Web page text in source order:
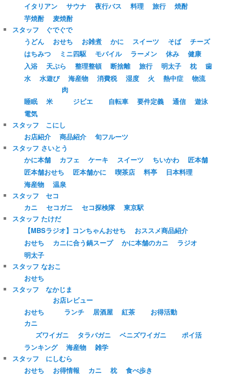
イタリアン
サウナ 夜行バス 料理 旅行
焼酎
芋焼酎
麦焼酎
スタッフ ぐでぐで
うどん
おせち お雑煮 かに スイーツ そば
チーズ
はちみつ
ミニ四駆 モバイル ラーメン 休み
健康
入浴
天ぷら 整理整頓 断捨離 旅行 明太子 枕
歯
水
水遊び 海産物 消費税 湿度 火 熱中症 物流
睡眠 米
肉
ジビエ
自転車 要件定義 通信
遊泳
電気
スタッフ こにし
お店紹介
商品紹介
旬フルーツ
スタッフ さいとう
かに本舗
カフェ ケーキ スイーツ ちいかわ
匠本舗
匠本舗おせち
匠本舗かに 喫茶店 料亭
日本料理
海産物
温泉
スタッフ セコ
カニ
セコガニ セコ探検隊
東京駅
スタッフ たけだ
【MBSラジオ】コンちゃんおせち
おススメ商品紹介
おせち
カニに合う鍋スープ かに本舗のカニ
ラジオ
明太子
スタッフ なおこ
おせち
スタッフ なかじま
おせち
お店レビュー
ランチ
居酒屋 紅茶
お得活動
カニ
ズワイガニ
タラバガニ ベニズワイガニ
ポイ活
ランキング
海産物
雑学
スタッフ にしむら
おせち
お得情報 カニ 枕
食べ歩き